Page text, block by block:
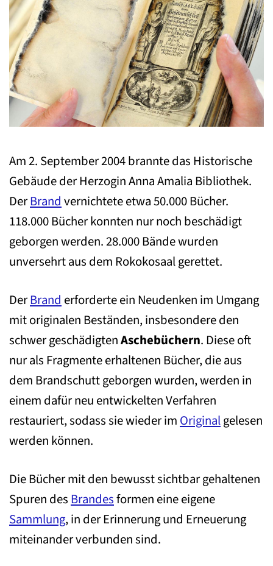
Am 2. September 2004 brannte das Historische
Gebäude der Herzogin Anna Amalia Bibliothek.
DerBrand vernichtete etwa 50.000 Bücher.
118.000 Bücher konnten nur noch beschädigt
geborgen werden. 28.000 Bände wurden
unversehrt aus dem Rokokosaal gerettet.
DerBrand erforderte ein Neudenken im Umgang
mit originalen Beständen, insbesondere den
schwer geschädigtenAschebüchern. Diese oft
nur als Fragmente erhaltenen Bücher, die aus
dem Brandschutt geborgen wurden, werden in
einem dafür neu entwickelten Verfahren
restauriert, sodass sie wieder im Originalgelesen
werden können.
Die Bücher mit den bewusst sichtbar gehaltenen
Spuren des Brandesformen eine eigene
Sammlung, in der Erinnerung und Erneuerung
miteinander verbunden sind.